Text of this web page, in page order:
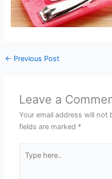
← Previous Post
Leave a
Your email address will not
fields are marked *
here..